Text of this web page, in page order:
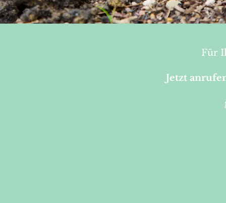
Für
Jetzt